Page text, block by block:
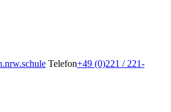
Telefon+49 (0)221 / 221-